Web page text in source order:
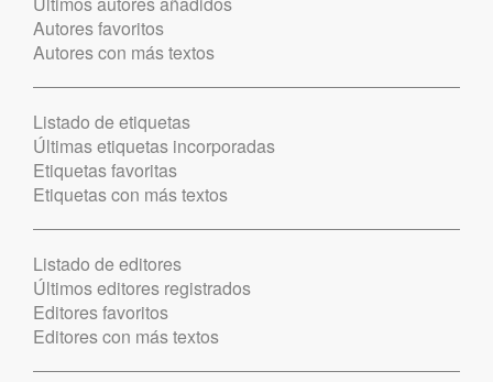
Autores favoritos
Autores con más textos
Listado de etiquetas
Últimas etiquetas incorporadas
Etiquetas favoritas
Etiquetas con más textos
Listado de editores
Últimos editores registrados
Editores favoritos
Editores con más textos